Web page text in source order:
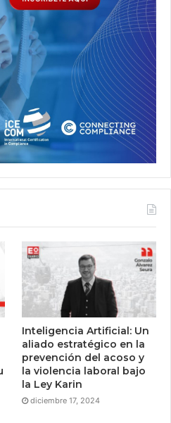
Inteligencia Artificial: Un
aliado estratégico en la
prevención del acoso y
la violencia laboral bajo
la Ley Karin
diciembre 17, 2024